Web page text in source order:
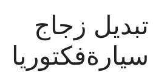
تبديل زجاج
سيارةفكتوريا